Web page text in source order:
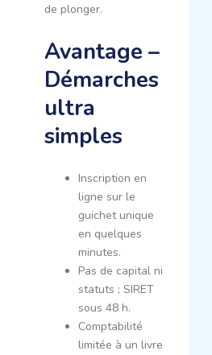
de plonger.
Avantage –
Démarches
ultra
simples
Inscription en
ligne sur le
guichet unique
en quelques
minutes.
Pas de capital ni
statuts ; SIRET
sous 48 h.
Comptabilité
limitée à un livre